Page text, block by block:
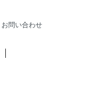
お問い合わせ